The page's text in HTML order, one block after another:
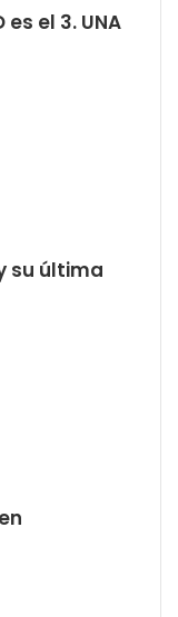
es el 3. UNA
su última